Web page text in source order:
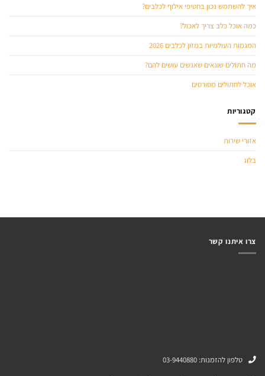
איך להשתמש נכון בחטיפי אילוף לכלבים?
כמה אוכל כלב צריך לאכול?
המגמות העולמיות במזון לכלבים 2026
מה חתולים שונאים שאנשים עושים להם?
אוכל לחתולים מסורסים
קטגוריות
אזורי שירות
בלוג
צרו איתנו קשר
טלפון להזמנות: 03-9440880